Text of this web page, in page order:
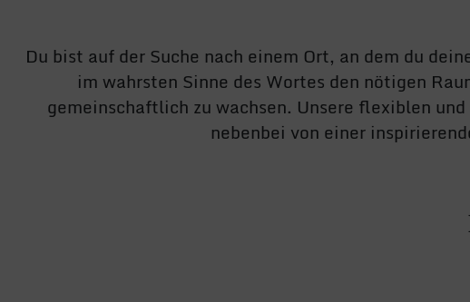
Du bist auf der Suche nach einem Ort, an dem du
im wahrsten Sinne des Wortes den nötigen
gemeinschaftlich zu wachsen. Unsere flexiblen
nebenbei von einer